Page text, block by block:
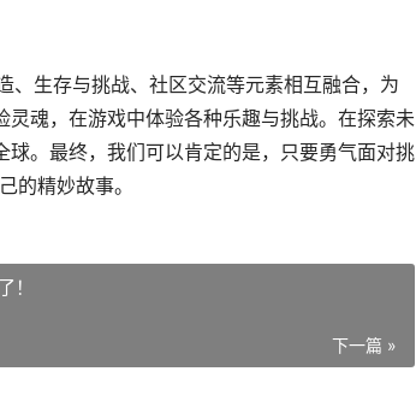
、生存与挑战、社区交流等元素相互融合，为
魂，在游戏中体验各种乐趣与挑战。在探索未
。最终，我们可以肯定的是，只要勇气面对挑
的精妙故事。
！
下一篇 »